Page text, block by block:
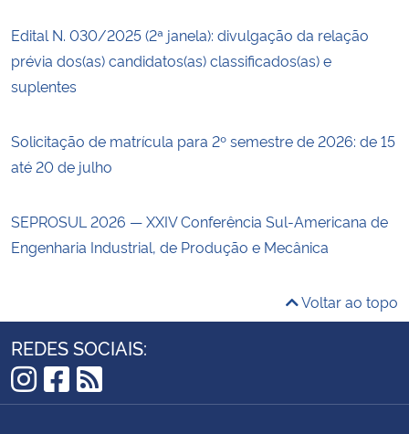
Edital N. 030/2025 (2ª janela): divulgação da relação
prévia dos(as) candidatos(as) classificados(as) e
suplentes
Solicitação de matrícula para 2º semestre de 2026: de 15
até 20 de julho
SEPROSUL 2026 — XXIV Conferência Sul-Americana de
Engenharia Industrial, de Produção e Mecânica
Voltar ao topo
REDES SOCIAIS:
Instagram
Facebook
RSS